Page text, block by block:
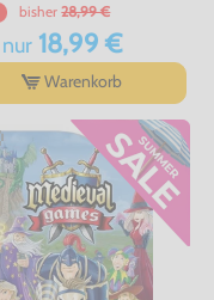
bisher 28,99 €
nur18,99 €
Warenkorb